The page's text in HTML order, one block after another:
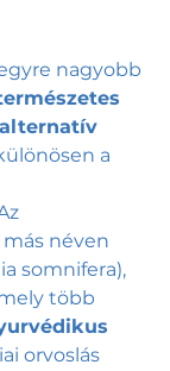
nagyobb
alternatív
a
néven
somnifera),
több
orvoslás